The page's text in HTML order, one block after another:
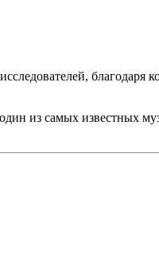
благодаря
из самых известных